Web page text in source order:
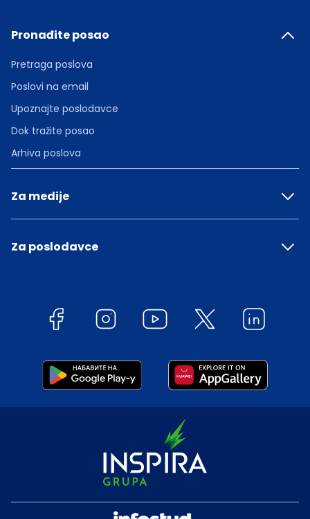
Pronađite posao
Pretraga poslova
Poslovi na email
Upoznajte poslodavce
Dok tražite posao
Arhiva poslova
Za medije
Za poslodavce